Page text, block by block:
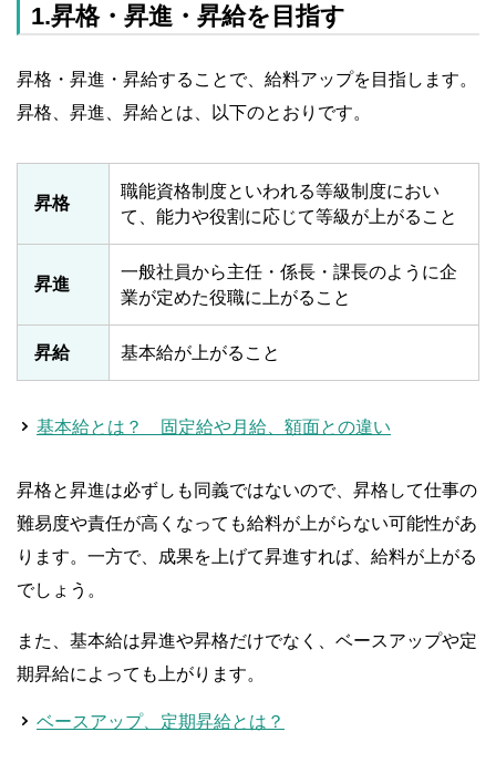
1.昇格・昇進・昇給を目指す
昇格・昇進・昇給することで、給料アップを目指します。
昇格、昇進、昇給とは、以下のとおりです。
昇格
職能資格制度といわれる等級制度におい
て、能力や役割に応じて等級が上がること
昇進
一般社員から主任・係長・課長のように企
業が定めた役職に上がること
昇給 基本給が上がること
基本給とは？ 固定給や月給、額面との違い
昇格と昇進は必ずしも同義ではないので、昇格して仕事の
難易度や責任が高くなっても給料が上がらない可能性があ
ります。一方で、成果を上げて昇進すれば、給料が上がる
でしょう。
また、基本給は昇進や昇格だけでなく、ベースアップや定
期昇給によっても上がります。
ベースアップ、定期昇給とは？